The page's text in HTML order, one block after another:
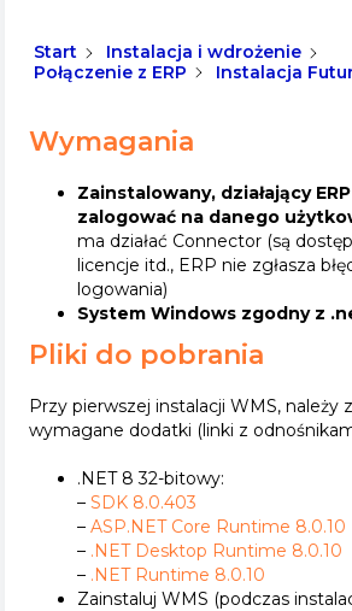
Start
Instalacja i wdrożenie
Połączenie z ERP
Instalacja
Wymagania
Zainstalowany, działający ERP
zalogować na danego
ma działać Connector (są
licencje itd., ERP nie zgłasza
logowania)
System Windows zgodny z
Pliki do pobrania
Przy pierwszej instalacji WMS, należy
wymagane dodatki (linki z
.NET 8 32-bitowy:
– SDK 8.0.403
– ASP.NET Core Runtime 8.0.10
– .NET Desktop Runtime 8.0.10
– .NET Runtime 8.0.10
Zainstaluj WMS (podczas